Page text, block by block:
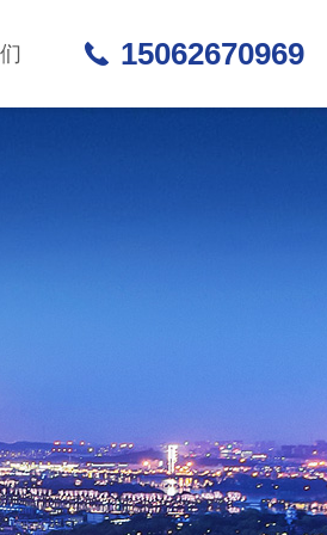
15062670969